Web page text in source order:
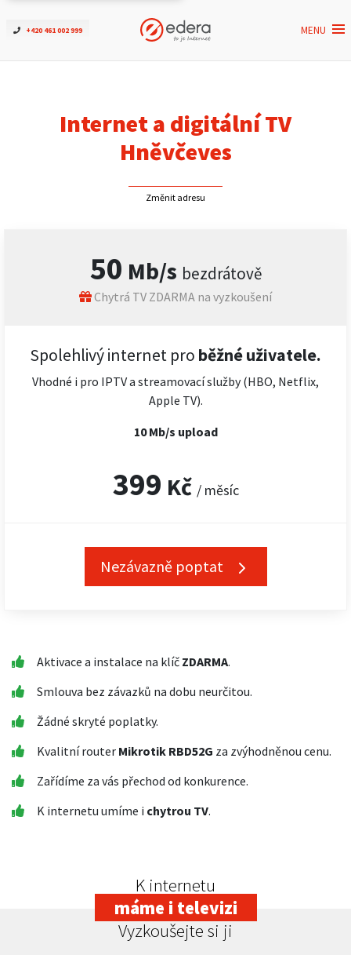
+420 461 002 999 MENU
Ověřit dostupnost
ČEZNET TV
Kontakt
Internet a digitální TV
Hněvčeves
Změnit adresu
50 Mb/s bezdrátově
Chytrá TV ZDARMA na vyzkoušení
Spolehlivý internet pro běžné uživatele.
Vhodné i pro IPTV a streamovací služby (HBO, Netflix,
Apple TV).
10 Mb/s upload
399 Kč / měsíc
Nezávazně poptat
Aktivace a instalace na klíč ZDARMA.
Smlouva bez závazků na dobu neurčitou.
Žádné skryté poplatky.
Kvalitní router Mikrotik RBD52G za zvýhodněnou cenu.
Zařídíme za vás přechod od konkurence.
K internetu umíme i chytrou TV.
K internetu
máme i televizi
Vyzkoušejte si ji